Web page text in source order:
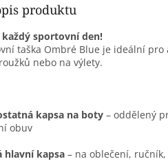
produktu
sportovní den!
taška Ombré Blue je ideální
nebo na výlety.
kapsa na boty – oddělený
obuv
hlavní kapsa – na oblečení,